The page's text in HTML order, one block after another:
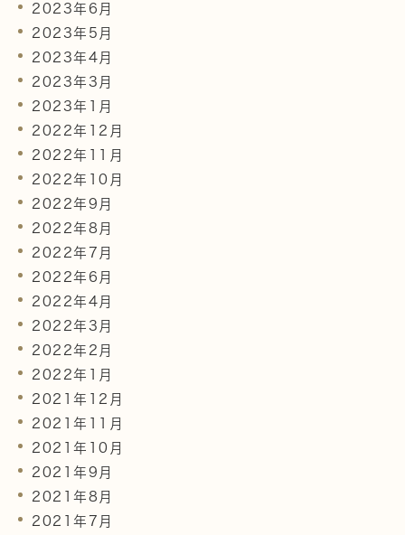
2023年6月
2023年5月
2023年4月
2023年3月
2023年1月
2022年12月
2022年11月
2022年10月
2022年9月
2022年8月
2022年7月
2022年6月
2022年4月
2022年3月
2022年2月
2022年1月
2021年12月
2021年11月
2021年10月
2021年9月
2021年8月
2021年7月